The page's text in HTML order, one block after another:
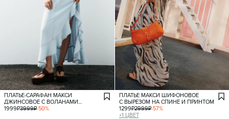
ПЛАТЬЕ-САРАФАН МАКСИ
ДЖИНСОВОЕ С ВОЛАНАМИ
И БУСИНАМИ
1999₽3999₽-50%
ПЛАТЬЕ МАКСИ ШИФОНОВОЕ
С ВЫРЕЗОМ НА СПИНЕ И ПРИНТОМ
1299₽2999₽-57%
+1 ЦВЕТ